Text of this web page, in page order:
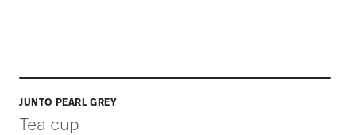
JUNTO PEARL GREY
Tea cup